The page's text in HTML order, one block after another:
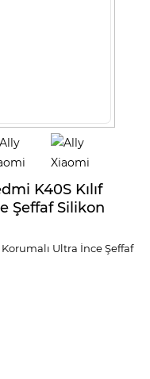
K40S Kılıf
Şeffaf Silikon
Ultra İnce Şeffaf